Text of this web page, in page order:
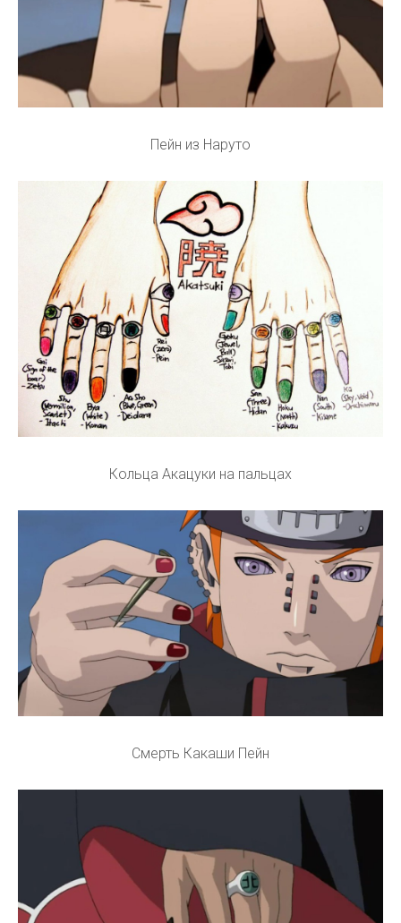
Пейн из Наруто
Кольца Акацуки на пальцах
Смерть Какаши Пейн